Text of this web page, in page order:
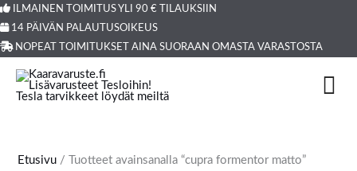
ILMAINEN TOIMITUS YLI 90 € TILAUKSIIN
14 PÄIVÄN PALAUTUSOIKEUS
NOPEAT TOIMITUKSET AINA SUORAAN OMASTA VARASTOSTA
Siirry
sisältöön
Etusivu / Tuotteet avainsanalla “cupra formentor matto”
Products
search